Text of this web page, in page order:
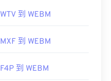
WTV 到 WEBM
MXF 到 WEBM
F4P 到 WEBM